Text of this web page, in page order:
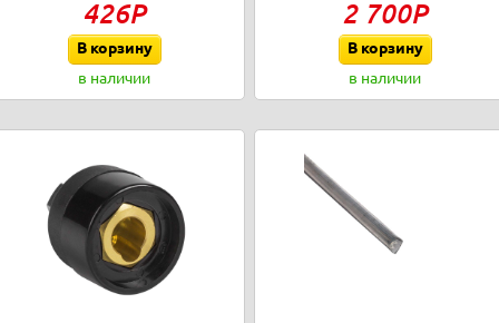
426Р
В корзину
в наличии
2 700Р
В корзину
в наличии